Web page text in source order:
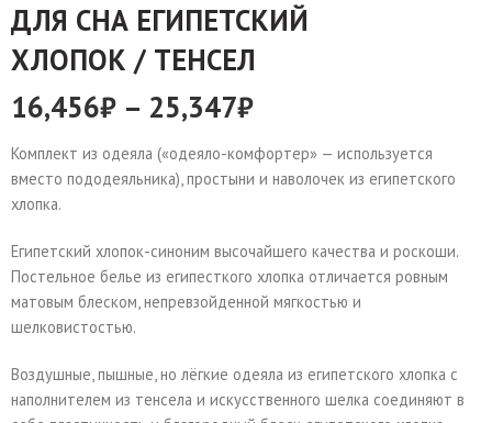
ДЛЯ СНА ЕГИПЕТСКИЙ
ХЛОПОК / ТЕНСЕЛ
16,456₽ – 25,347₽
Комплект из одеяла («одеяло-комфортер» — используется
вместо пододеяльника), простыни и наволочек из египетского
хлопка.
Египетский хлопок-синоним высочайшего качества и роскоши.
Постельное белье из египесткого хлопка отличается ровным
матовым блеском, непревзойденной мягкостью и
шелковистостью.
Воздушные, пышные, но лёгкие одеяла из египетского хлопка с
наполнителем из тенсела и искусственного шелка соединяют в